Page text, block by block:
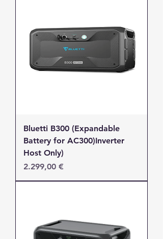
Bluetti B300 (Expandable
Battery for AC300)Inverter
Host Only)
Τιμή
2.299,00 €